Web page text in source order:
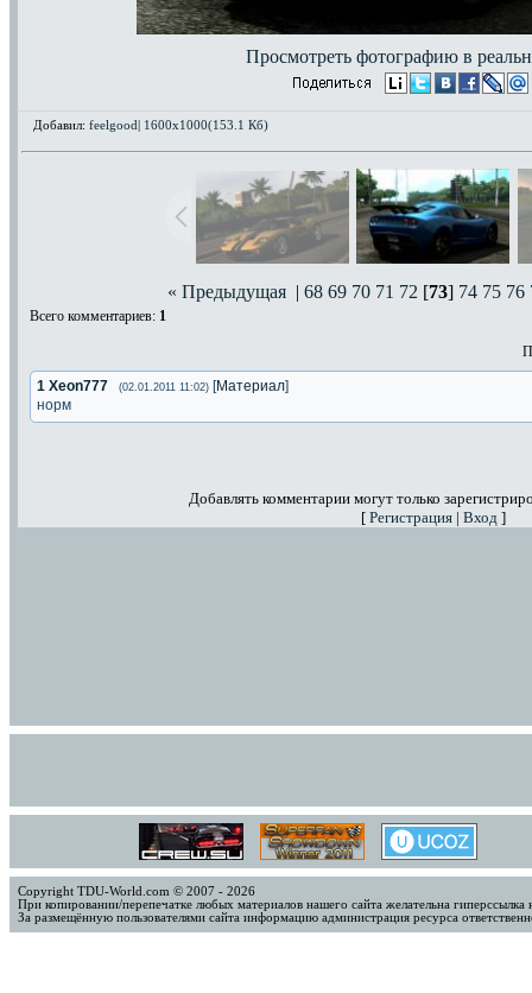
Просмотреть фотографию в
Добавил: feelgood| 1600x1000(153.1 Кб)
« Предыдущая | 68 69 70 71 72 [73] 74 75 76
Всего комментариев: 1
1 Xeon777 (02.01.2011 11:02) [Материал]
норм
Добавлять комментарии могут только
[ Регистрация | Вход ]
Copyright TDU-World.com © 2007 - 2026
При копировании/перепечатке любых материалов нашего сайта желательна
За размещённую пользователями сайта информацию администрация ресурса